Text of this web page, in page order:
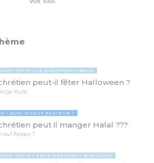
TEXTE LA QUESTION TABOUE
peut-il fêter Halloween ?
Muller
QUOI D'NEUF PASTEUR ?
peut il manger Halal ???
Pasteur ?
TEXTE ENSEIGNEMENTS BIBLIQUES